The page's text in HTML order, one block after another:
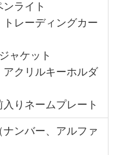
ライト
レーディングカー
ャケット
クリルキーホルダ
りネームプレート
ンバー、アルファ